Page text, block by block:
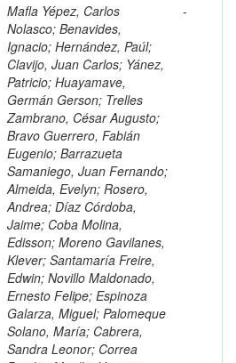
Mafla Yépez, Carlos
Nolasco; Benavides,
Ignacio; Hernández, Paúl;
Clavijo, Juan Carlos; Yánez,
Patricio; Huayamave,
Germán Gerson; Trelles
Zambrano, César Augusto;
Bravo Guerrero, Fabián
Eugenio; Barrazueta
Samaniego, Juan Fernando;
Almeida, Evelyn; Rosero,
Andrea; Díaz Córdoba,
Jaime; Coba Molina,
Edisson; Moreno Gavilanes,
Klever; Santamaría Freire,
Edwin; Novillo Maldonado,
Ernesto Felipe; Espinoza
Galarza, Miguel; Palomeque
Solano, María; Cabrera,
Sandra Leonor; Correa
-